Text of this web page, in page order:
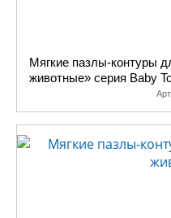
Мягкие пазлы-контуры
животные» серия Baby